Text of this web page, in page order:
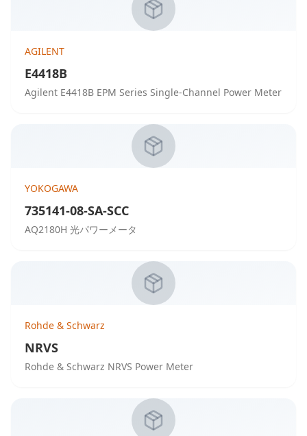
AGILENT
E4418B
Agilent E4418B EPM Series Single-Channel Power Meter
YOKOGAWA
735141-08-SA-SCC
AQ2180H 光パワーメータ
Rohde & Schwarz
NRVS
Rohde & Schwarz NRVS Power Meter